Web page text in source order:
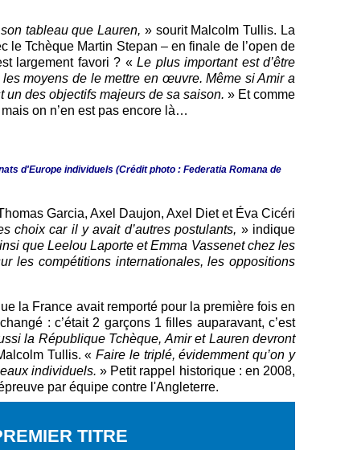
tableau que Lauren, » sourit Malcolm Tullis. La
Tchèque Martin Stepan – en finale de l’open de
largement favori ? «Le plus important est d’être
moyens de le mettre en œuvre. Même si Amir a
un des objectifs majeurs de sa saison. » Et comme
on n’en est pas encore là…
d'Europe individuels (Crédit photo : Federatia Romana de
Garcia, Axel Daujon, Axel Diet et Éva Cicéri
choix car il y avait d’autres postulants, » indique
que Leelou Laporte et Emma Vassenet chez les
les compétitions internationales, les oppositions
la France avait remporté pour la première fois en
: c’était 2 garçons 1 filles auparavant, c’est
la République Tchèque, Amir et Lauren devront
Tullis. «Faire le triplé, évidemment qu’on y
individuels.» Petit rappel historique : en 2008,
par équipe contre l'Angleterre.
TITRE